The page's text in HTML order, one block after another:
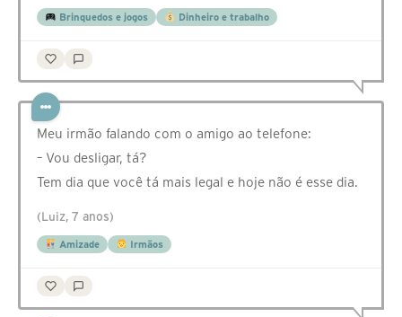
Brinquedos e jogos Dinheiro e trabalho
Meu irmão falando com o amigo ao telefone:
– Vou desligar, tá?
Tem dia que você tá mais legal e hoje não é esse dia.
(Luiz, 7 anos)
Amizade Irmãos